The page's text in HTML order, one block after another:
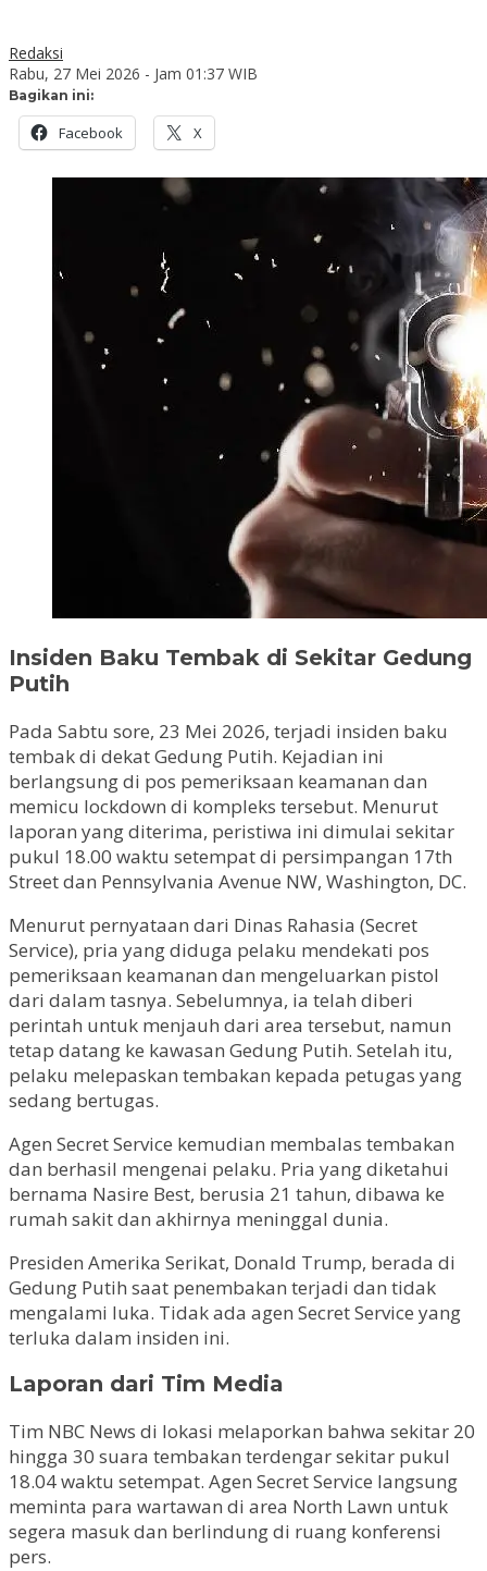
Redaksi
Rabu, 27 Mei 2026 - Jam 01:37 WIB
Bagikan ini:
Facebook X
Insiden Baku Tembak di Sekitar Gedung
Putih
Pada Sabtu sore, 23 Mei 2026, terjadi insiden baku
tembak di dekat Gedung Putih. Kejadian ini
berlangsung di pos pemeriksaan keamanan dan
memicu lockdown di kompleks tersebut. Menurut
laporan yang diterima, peristiwa ini dimulai sekitar
pukul 18.00 waktu setempat di persimpangan 17th
Street dan Pennsylvania Avenue NW, Washington, DC.
Menurut pernyataan dari Dinas Rahasia (Secret
Service), pria yang diduga pelaku mendekati pos
pemeriksaan keamanan dan mengeluarkan pistol
dari dalam tasnya. Sebelumnya, ia telah diberi
perintah untuk menjauh dari area tersebut, namun
tetap datang ke kawasan Gedung Putih. Setelah itu,
pelaku melepaskan tembakan kepada petugas yang
sedang bertugas.
Agen Secret Service kemudian membalas tembakan
dan berhasil mengenai pelaku. Pria yang diketahui
bernama Nasire Best, berusia 21 tahun, dibawa ke
rumah sakit dan akhirnya meninggal dunia.
Presiden Amerika Serikat, Donald Trump, berada di
Gedung Putih saat penembakan terjadi dan tidak
mengalami luka. Tidak ada agen Secret Service yang
terluka dalam insiden ini.
Laporan dari Tim Media
Tim NBC News di lokasi melaporkan bahwa sekitar 20
hingga 30 suara tembakan terdengar sekitar pukul
18.04 waktu setempat. Agen Secret Service langsung
meminta para wartawan di area North Lawn untuk
segera masuk dan berlindung di ruang konferensi
pers.